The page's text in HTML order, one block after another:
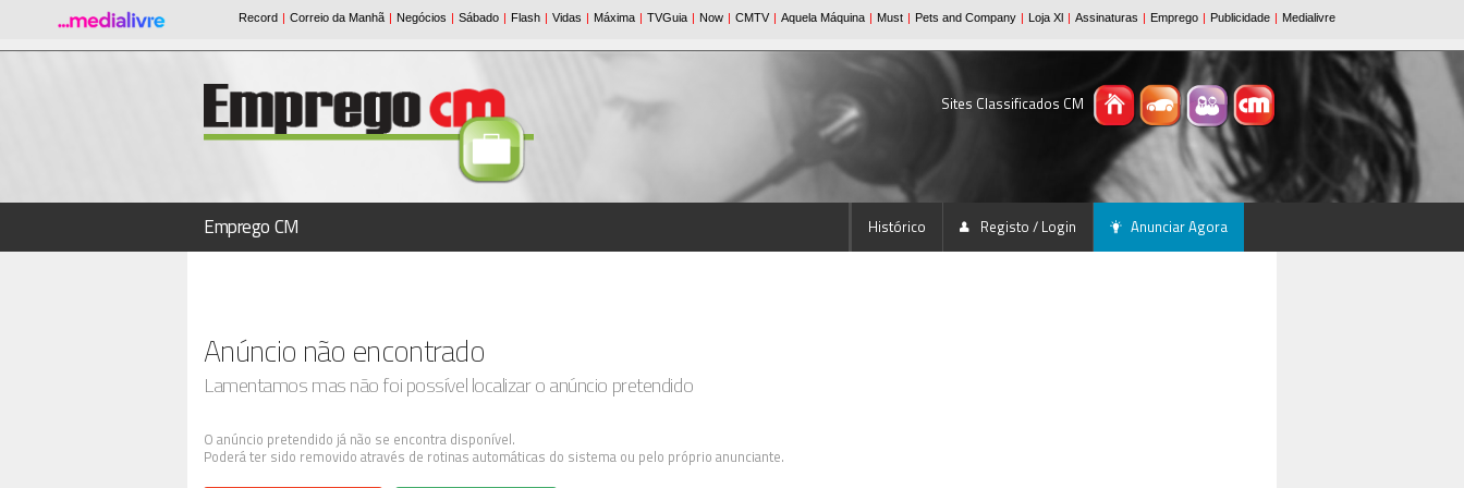
Sites Classificados CM
Emprego CM Histórico Registo / Login Anunciar Agora
Anúncio não encontrado
Lamentamos mas não foi possível localizar o anúncio pretendido
O anúncio pretendido já não se encontra disponível.
Poderá ter sido removido através de rotinas automáticas do sistema ou pelo próprio anunciante.